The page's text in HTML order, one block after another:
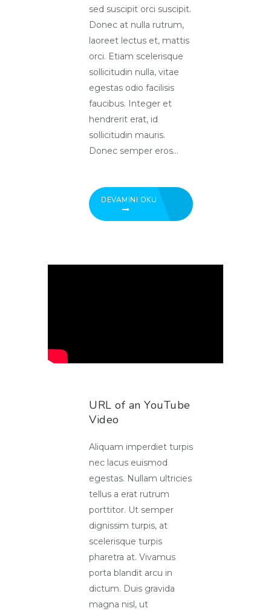
sed suscipit orci suscipit.
Donec at nulla rutrum,
laoreet lectus et, mattis
orci. Etiam scelerisque
sollicitudin nulla, vitae
egestas odio facilisis
faucibus. Integer et
hendrerit erat, id
sollicitudin mauris.
Donec semper eros...
DEVAMINI OKU
URL of an YouTube
Video
Aliquam imperdiet turpis
nec lacus euismod
egestas. Nullam ultricies
tellus a erat rutrum
porttitor. Ut semper
dignissim turpis, at
scelerisque turpis
pharetra at. Vivamus
porta blandit arcu in
dictum. Duis gravida
magna nisl, ut